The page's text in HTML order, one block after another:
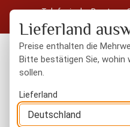
Zum Hauptinhalt springen
Telefonische Beratung:
Kostenloser Versand in
Lieferland
Preise enthalten die
Bitte bestätigen Sie, wohin
sollen.
Lieferland